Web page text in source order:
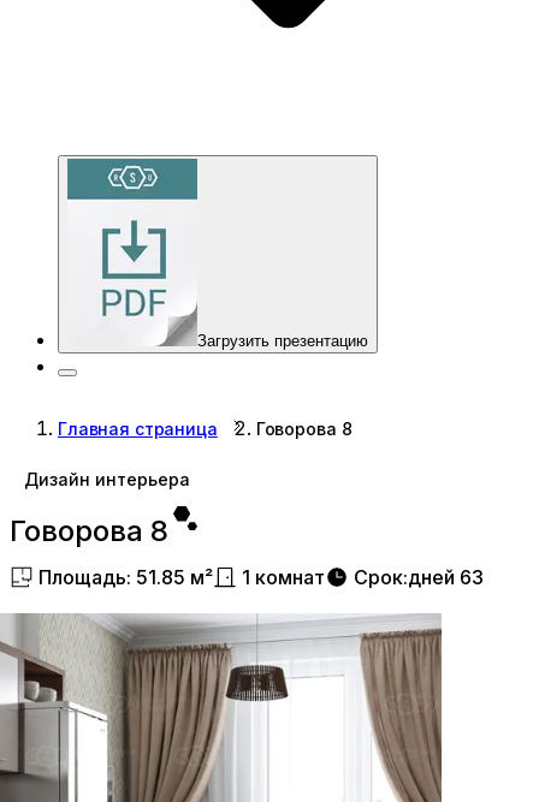
Загрузить презентацию
Главная страница Говорова 8
Дизайн интерьера
Говорова 8
Площадь: 51.85 м² 1 комнат Срок:дней 63